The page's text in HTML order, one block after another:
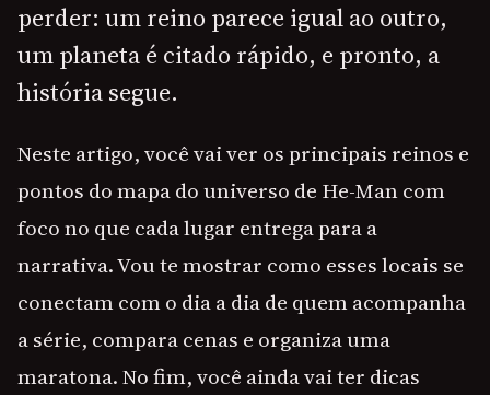
perder: um reino parece igual ao outro,
um planeta é citado rápido, e pronto, a
história segue.
Neste artigo, você vai ver os principais reinos e
pontos do mapa do universo de He-Man com
foco no que cada lugar entrega para a
narrativa. Vou te mostrar como esses locais se
conectam com o dia a dia de quem acompanha
a série, compara cenas e organiza uma
maratona. No fim, você ainda vai ter dicas